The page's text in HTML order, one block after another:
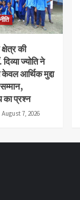
की
ज्योति ने
आर्थिक मुद्दा
का प्रश्न
August 7, 2026